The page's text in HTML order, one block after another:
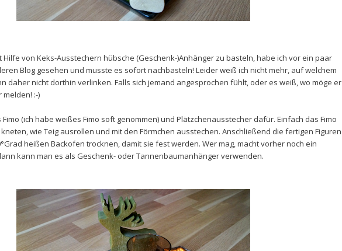
Hilfe von Keks-Ausstechern hübsche (Geschenk-)Anhänger zu basteln, habe ich vor ein paar
Blog gesehen und musste es sofort nachbasteln! Leider weiß ich nicht mehr, auf welchem
daher nicht dorthin verlinken. Falls sich jemand angesprochen fühlt, oder es weiß, wo möge er
melden! :-)
(ich habe weißes Fimo soft genommen) und Plätzchenausstecher dafür. Einfach das Fimo
wie Teig ausrollen und mit den Förmchen ausstechen. Anschließend die fertigen Figuren
heißen Backofen trocknen, damit sie fest werden. Wer mag, macht vorher noch ein
kann man es als Geschenk- oder Tannenbaumanhänger verwenden.